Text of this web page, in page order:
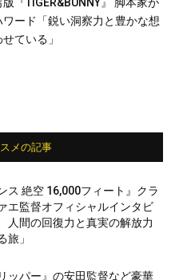
ード「鋭い洞察力と豊かな想
ている」
メの記事
ス 絶空 16,000フィート』クラ
エ監督オフィシャルインタビ
人間の回復力と真実の解放力
旅」
ッパー』の安田監督など豪華